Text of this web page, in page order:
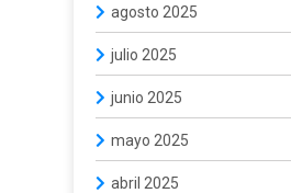
agosto 2025
julio 2025
junio 2025
mayo 2025
abril 2025